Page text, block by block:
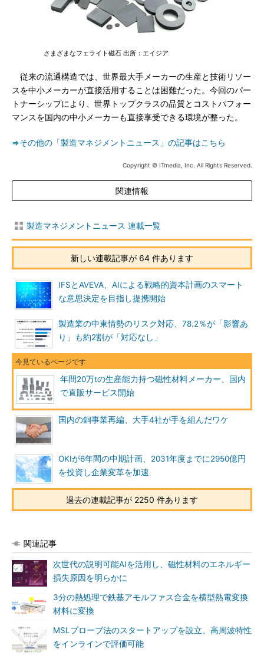
さまざまなフェライト磁石 出所：エイジア
従来の流通構造では、世界最大手メーカーの生産と技術リソー
スを中小メーカーが直接活用することは困難だった。今回のパー
トナーシップにより、世界トップクラスの品質とコストパフォー
マンスを国内の中小メーカーも直接享受できる環境が整った。
⇒その他の「製造マネジメントニュース」の記事はこちら
Copyright © ITmedia, Inc. All Rights Reserved.
関連情報
製造マネジメントニュース 連載一覧
新しい連載記事が 64 件あります
IFSとAVEVA、AIによる戦略的資本計画のスマート
な意思決定を目指し提携開始
製造業の中東情勢のリスク対応、78.2％が「影響あ
り」も約2割が「対応なし」
年間20万tの生産能力持つ磁性材料メーカー、国内
で直販サービス開始
国内の銅事業再編、大手4社が手を組んだワケ
OKIが6年間の中期計画、2031年度までに2950億円
を投資し企業変革を加速
過去の連載記事が 2250 件あります
関連記事
次世代の説明可能AIを活用し、磁性材料のエネルギー
損失原因を明らかに
3分の熱処理で鉄基アモルファス合金を横型熱電変換
材料に変換
MSLプローブ法のスタートアップを設立、高周波特性
をインラインで評価可能